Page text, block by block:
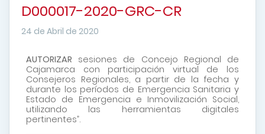
D000017-2020-GRC-CR
24 de Abril de 2020
AUTORIZAR sesiones de Concejo Regional de
Cajamarca con participación virtual de los
Consejeros Regionales, a partir de la fecha y
durante los períodos de Emergencia Sanitaria y
Estado de Emergencia e Inmovilización Social,
utilizando las herramientas digitales
pertinentes”.